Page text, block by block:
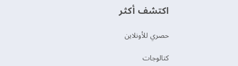
اكتشف أكثر
حصري للأونلاين
‫كتالوجات‬